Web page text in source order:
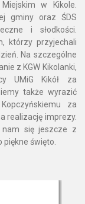
w Kikole.
gminy oraz ŚDS
i słodkości.
którzy przyjechali
Na szczególne
z KGW Kikolanki,
UMiG Kikół za
także wyrazić
za
realizację imprezy.
nam się jeszcze z
święto.